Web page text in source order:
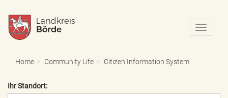
N
a
Home Community Life Citizen Information System
Ihr Standort: